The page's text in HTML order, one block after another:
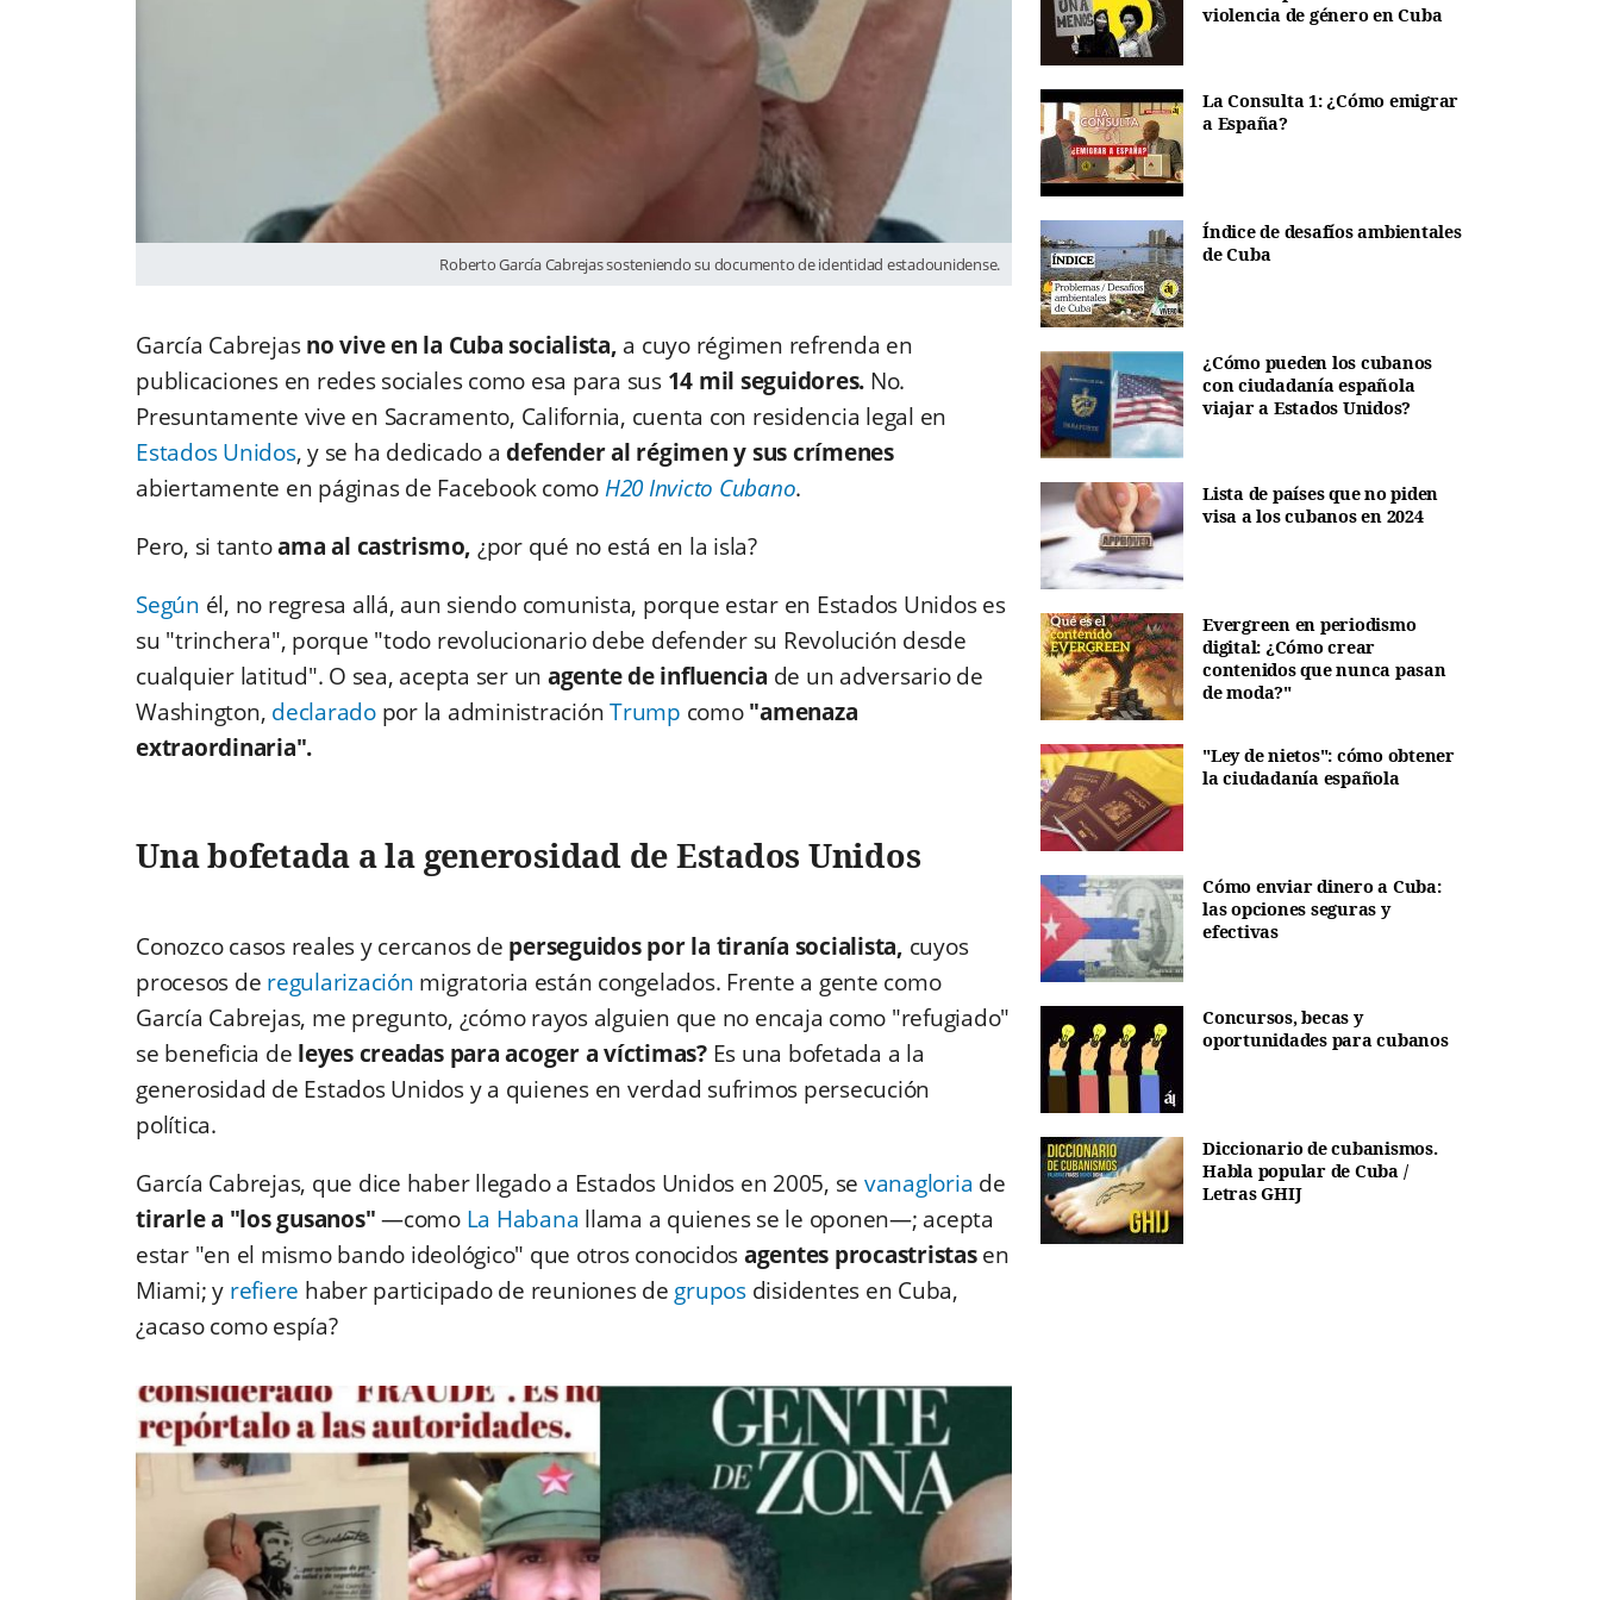
Roberto García Cabrejas sosteniendo su documento de identidad estadounidense.
García Cabrejasno vive en la Cuba socialista, a cuyo régimen refrenda en
publicaciones en redes sociales como esa para sus14 mil seguidores. No.
Presuntamente vive en Sacramento, California, cuenta con residencia legal en
Estados Unidos, y se ha dedicado adefender al régimen y sus crímenes
abiertamente en páginas de Facebook comoH20 Invicto Cubano.
Pero, si tantoama al castrismo, ¿por qué no está en la isla?
Según él, no regresa allá, aun siendo comunista, porque estar en Estados Unidos es
su "trinchera", porque "todo revolucionario debe defender su Revolución desde
cualquier latitud". O sea, acepta ser un agente de influencia de un adversario de
Washington, declaradopor la administraciónTrump como"amenaza
extraordinaria".
Una bofetada a la generosidad de Estados Unidos
Conozco casos reales y cercanos de perseguidos por la tiranía socialista, cuyos
procesos de regularización migratoria están congelados. Frente a gente como
García Cabrejas, me pregunto, ¿cómo rayos alguien que no encaja como "refugiado"
se beneficia de leyes creadas para acoger a víctimas?Es una bofetada a la
generosidad de Estados Unidos y a quienes en verdad sufrimos persecución
política.
García Cabrejas, que dice haber llegado a Estados Unidos en 2005, se vanagloria de
tirarle a "los gusanos"—como La Habana llama a quienes se le oponen—; acepta
estar "en el mismo bando ideológico" que otros conocidosagentes procastristasen
Miami; y refiere haber participado de reuniones de gruposdisidentes en Cuba,
¿acaso como espía?
violencia de género en Cuba
La Consulta 1: ¿Cómo emigrar
a España?
Índice de desafíos ambientales
de Cuba
¿Cómo pueden los cubanos
con ciudadanía española
viajar a Estados Unidos?
Lista de países que no piden
visa a los cubanos en 2024
Evergreen en periodismo
digital: ¿Cómo crear
contenidos que nunca pasan
de moda?"
"Ley de nietos": cómo obtener
la ciudadanía española
Cómo enviar dinero a Cuba:
las opciones seguras y
efectivas
Concursos, becas y
oportunidades para cubanos
Diccionario de cubanismos.
Habla popular de Cuba /
Letras GHIJ